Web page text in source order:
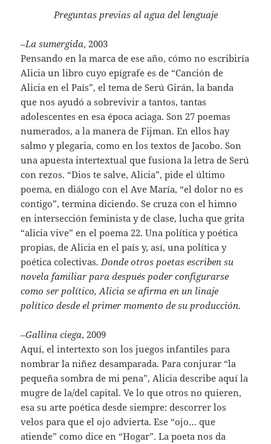
Preguntas previas al agua del lenguaje
–La sumergida, 2003
Pensando en la marca de ese año, cómo no escribiría
Alicia un libro cuyo epígrafe es de “Canción de
Alicia en el País”, el tema de Serú Girán, la banda
que nos ayudó a sobrevivir a tantos, tantas
adolescentes en esa época aciaga. Son 27 poemas
numerados, a la manera de Fijman. En ellos hay
salmo y plegaria, como en los textos de Jacobo. Son
una apuesta intertextual que fusiona la letra de Serú
con rezos. “Dios te salve, Alicia”, pide el último
poema, en diálogo con el Ave María, “el dolor no es
contigo”, termina diciendo. Se cruza con el himno
en intersección feminista y de clase, lucha que grita
“alicia vive” en el poema 22. Una política y poética
propias, de Alicia en el país y, así, una política y
poética colectivas. Donde otros poetas escriben su
novela familiar para después poder configurarse
como ser político, Alicia se afirma en un linaje
político desde el primer momento de su producción.
–Gallina ciega, 2009
Aquí, el intertexto son los juegos infantiles para
nombrar la niñez desamparada. Para conjurar “la
pequeña sombra de mi pena”, Alicia describe aquí la
mugre de la/del capital. Ve lo que otros no quieren,
esa su arte poética desde siempre: descorrer los
velos para que el ojo advierta. Ese “ojo… que
atiende” como dice en “Hogar”. La poeta nos da